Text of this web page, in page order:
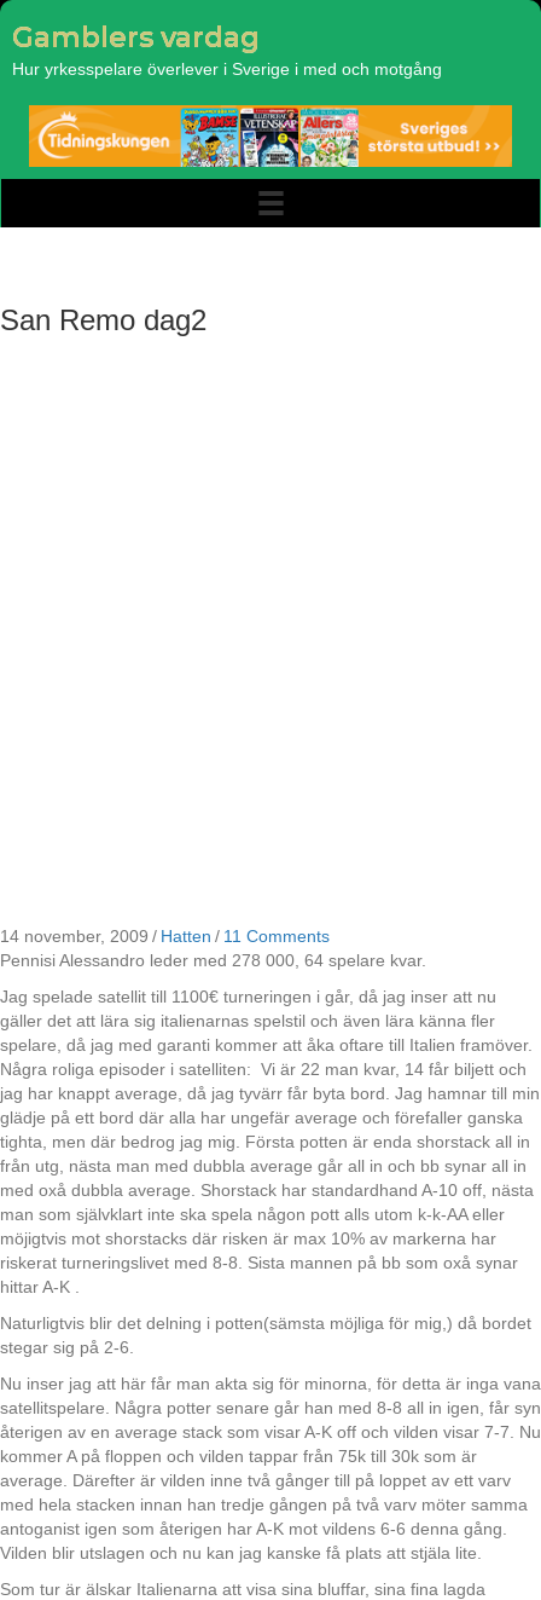
Gamblers vardag
Hur yrkesspelare överlever i Sverige i med och motgång
San Remo dag2
14 november, 2009 / Hatten / 11 Comments
Pennisi Alessandro leder med 278 000, 64 spelare kvar.
Jag spelade satellit till 1100€ turneringen i går, då jag inser att nu
gäller det att lära sig italienarnas spelstil och även lära känna fler
spelare, då jag med garanti kommer att åka oftare till Italien framöver.
Några roliga episoder i satelliten: Vi är 22 man kvar, 14 får biljett och
jag har knappt average, då jag tyvärr får byta bord. Jag hamnar till min
glädje på ett bord där alla har ungefär average och förefaller ganska
tighta, men där bedrog jag mig. Första potten är enda shorstack all in
från utg, nästa man med dubbla average går all in och bb synar all in
med oxå dubbla average. Shorstack har standardhand A-10 off, nästa
man som självklart inte ska spela någon pott alls utom k-k-AA eller
möjigtvis mot shorstacks där risken är max 10% av markerna har
riskerat turneringslivet med 8-8. Sista mannen på bb som oxå synar
hittar A-K .
Naturligtvis blir det delning i potten(sämsta möjliga för mig,) då bordet
stegar sig på 2-6.
Nu inser jag att här får man akta sig för minorna, för detta är inga vana
satellitspelare. Några potter senare går han med 8-8 all in igen, får syn
återigen av en average stack som visar A-K off och vilden visar 7-7. Nu
kommer A på floppen och vilden tappar från 75k till 30k som är
average. Därefter är vilden inne två gånger till på loppet av ett varv
med hela stacken innan han tredje gången på två varv möter samma
antoganist igen som återigen har A-K mot vildens 6-6 denna gång.
Vilden blir utslagen och nu kan jag kanske få plats att stjäla lite.
Som tur är älskar Italienarna att visa sina bluffar, sina fina lagda